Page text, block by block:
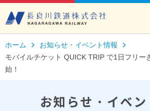
ホーム
お知らせ・イベント情報
モバイルチケット QUICK TRIP で1日フリー
始！
お知らせ・イベ